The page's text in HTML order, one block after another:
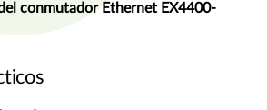
conmutador Ethernet EX4400-